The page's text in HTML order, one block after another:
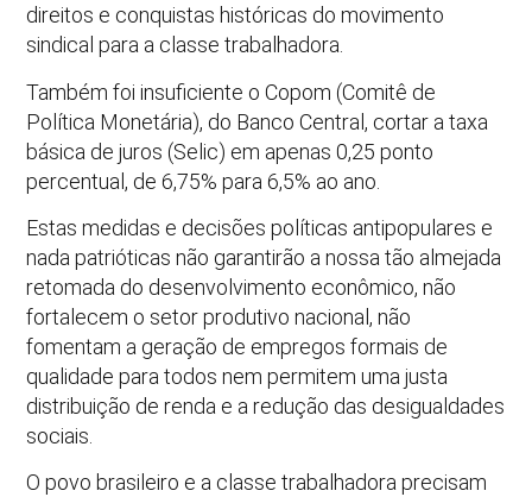
direitos e conquistas históricas do movimento
sindical para a classe trabalhadora.
Também foi insuficiente o Copom (Comitê de
Política Monetária), do Banco Central, cortar a taxa
básica de juros (Selic) em apenas 0,25 ponto
percentual, de 6,75% para 6,5% ao ano.
Estas medidas e decisões políticas antipopulares e
nada patrióticas não garantirão a nossa tão almejada
retomada do desenvolvimento econômico, não
fortalecem o setor produtivo nacional, não
fomentam a geração de empregos formais de
qualidade para todos nem permitem uma justa
distribuição de renda e a redução das desigualdades
sociais.
O povo brasileiro e a classe trabalhadora precisam